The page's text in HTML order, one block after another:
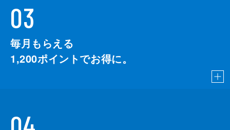
03
毎月もらえる
1,200ポイントでお得に。